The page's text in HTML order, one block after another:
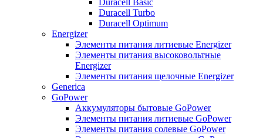
Duracell Basic
Duracell Turbo
Duracell Optimum
Energizer
Элементы питания литиевые Energizer
Элементы питания высоковольтные
Energizer
Элементы питания щелочные Energizer
Generica
GoPower
Аккумуляторы бытовые GoPower
Элементы питания литиевые GoPower
Элементы питания солевые GoPower